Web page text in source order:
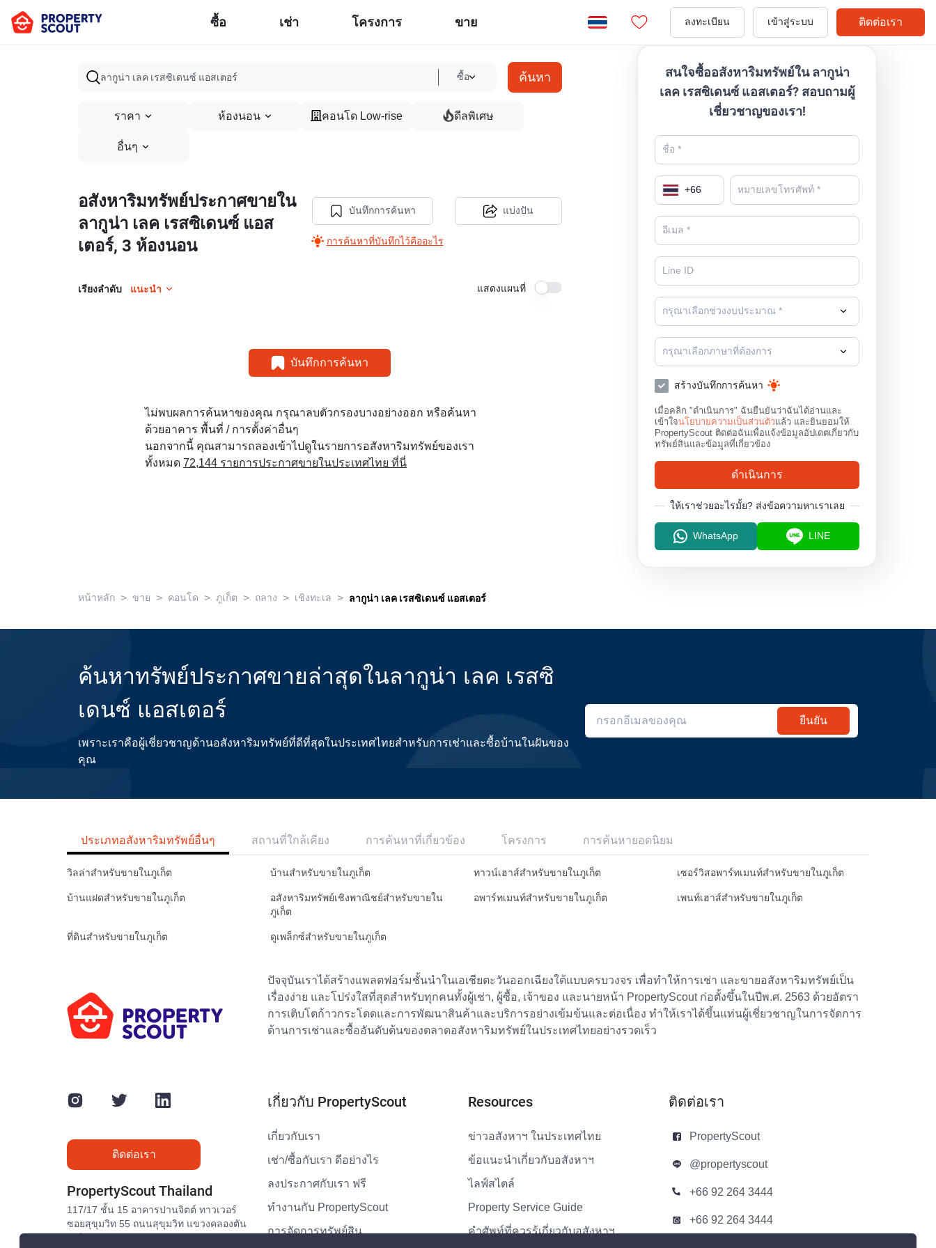
ซื้อ เช่า โครงการ ขาย ลงทะเบียน เข้าสู่ระบบ ติดต่อเรา
ซื้อ ค้นหา
ราคา ห้องนอน คอนโด Low-rise ดีลพิเศษ
อื่นๆ
อสังหาริมทรัพย์ประกาศขายใน
ลากูน่า เลค เรสซิเดนซ์ แอส
เตอร์, 3 ห้องนอน
บันทึกการค้นหา
การค้นหาที่บันทึกไว้คืออะไร
แบ่งปัน
เรียงลำดับ แนะนำ แสดงแผนที่
บันทึกการค้นหา
ไม่พบผลการค้นหาของคุณ กรุณาลบตัวกรองบางอย่างออก หรือค้นหา
ด้วยอาคาร พื้นที่ / การตั้งค่าอื่นๆ
นอกจากนี้ คุณสามารถลองเข้าไปดูในรายการอสังหาริมทรัพย์ของเรา
ทั้งหมด 72,144 รายการประกาศขายในประเทศไทย ที่นี่
สนใจซื้ออสังหาริมทรัพย์ใน ลากูน่า
เลค เรสซิเดนซ์ แอสเตอร์? สอบถามผู้
เชี่ยวชาญของเรา!
+66
กรุณาเลือกช่วงงบประมาณ *
กรุณาเลือกภาษาที่ต้องการ
สร้างบันทึกการค้นหา
เมื่อคลิก "ดำเนินการ" ฉันยืนยันว่าฉันได้อ่านและ
เข้าใจนโยบายความเป็นส่วนตัวแล้ว และยินยอมให้
PropertyScout ติดต่อฉันเพื่อแจ้งข้อมูลอัปเดตเกี่ยวกับ
ทรัพย์สินและข้อมูลที่เกี่ยวข้อง
ดำเนินการ
ให้เราช่วยอะไรมั้ย? ส่งข้อความหาเราเลย
WhatsApp LINE
หน้าหลัก > ขาย > คอนโด > ภูเก็ต > ถลาง > เชิงทะเล > ลากูน่า เลค เรสซิเดนซ์ แอสเตอร์
ค้นหาทรัพย์ประกาศขายล่าสุดในลากูน่า เลค เรสซิ
เดนซ์ แอสเตอร์
เพราะเราคือผู้เชี่ยวชาญด้านอสังหาริมทรัพย์ที่ดีที่สุดในประเทศไทยสำหรับการเช่าและซื้อบ้านในฝันของ
คุณ
ยืนยัน
ประเภทอสังหาริมทรัพย์อื่นๆ สถานที่ใกล้เคียง การค้นหาที่เกี่ยวข้อง โครงการ การค้นหายอดนิยม
วิลล่าสำหรับขายในภูเก็ต บ้านสำหรับขายในภูเก็ต ทาวน์เฮาส์สำหรับขายในภูเก็ต เซอร์วิสอพาร์ทเมนท์สำหรับขายในภูเก็ต
บ้านแฝดสำหรับขายในภูเก็ต
อสังหาริมทรัพย์เชิงพาณิชย์สำหรับขายใน
ภูเก็ต
อพาร์ทเมนท์สำหรับขายในภูเก็ต เพนท์เฮาส์สำหรับขายในภูเก็ต
ที่ดินสำหรับขายในภูเก็ต ดูเพล็กซ์สำหรับขายในภูเก็ต
ปัจจุบันเราได้สร้างแพลตฟอร์มชั้นนำในเอเชียตะวันออกเฉียงใต้แบบครบวงจร เพื่อทำให้การเช่า และขายอสังหาริมทรัพย์เป็น
เรื่องง่าย และโปร่งใสที่สุดสำหรับทุกคนทั้งผู้เช่า, ผู้ซื้อ, เจ้าของ และนายหน้า PropertyScout ก่อตั้งขึ้นในปีพ.ศ. 2563 ด้วยอัตรา
การเติบโตก้าวกระโดดและการพัฒนาสินค้าและบริการอย่างเข้มข้นและต่อเนื่อง ทำให้เราได้ขึ้นแท่นผู้เชี่ยวชาญในการจัดการ
ด้านการเช่าและซื้ออันดับต้นของตลาดอสังหาริมทรัพย์ในประเทศไทยอย่างรวดเร็ว
ติดต่อเรา
PropertyScout Thailand
117/17 ชั้น 15 อาคารปานจิตต์ ทาวเวอร์
ซอยสุขุมวิท 55 ถนนสุขุมวิท แขวงคลองตัน
เกี่ยวกับ PropertyScout
เกี่ยวกับเรา
เช่า/ซื้อกับเรา ดีอย่างไร
ลงประกาศกับเรา ฟรี
ทำงานกับ PropertyScout
การจัดการทรัพย์สิน
Resources
ข่าวอสังหาฯ ในประเทศไทย
ข้อแนะนำเกี่ยวกับอสังหาฯ
ไลฟ์สไตล์
Property Service Guide
คำศัพท์ที่ควรรู้เกี่ยวกับอสังหาฯ
ติดต่อเรา
PropertyScout
@propertyscout
+66 92 264 3444
+66 92 264 3444